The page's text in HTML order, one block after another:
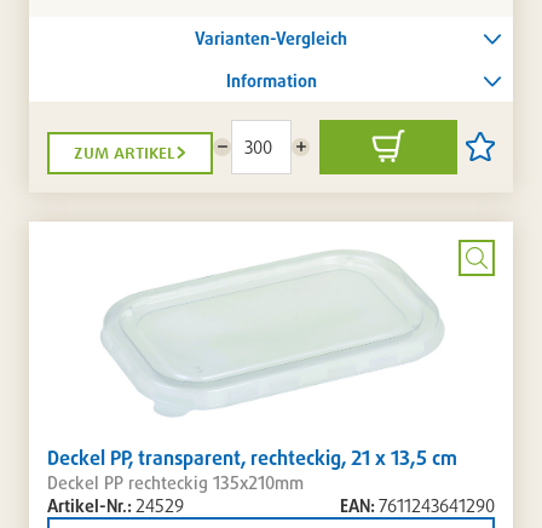
Varianten-Vergleich
Information
zum artikel
Menge
reduzieren
Menge
erhöhen
In
den
Artikel
setzen
/
Bild
Deckel PP, transparent, rechteckig, 21 x 13,5 cm
Deckel PP rechteckig 135x210mm
Artikel-Nr.: 24529 EAN:7611243641290